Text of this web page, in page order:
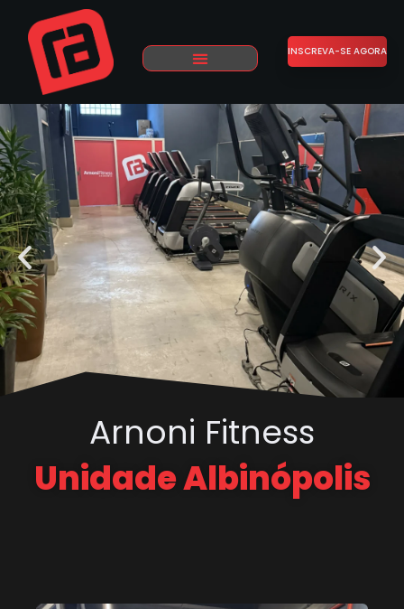
INSCREVA-SE AGORA
Arnoni Fitness
Unidade Albinópolis